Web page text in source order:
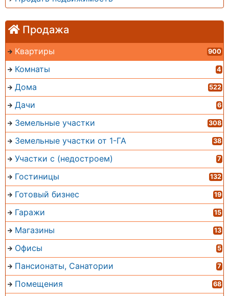
Продажа
Квартиры 900
Комнаты 4
Дома 522
Дачи 6
Земельные участки 308
Земельные участки от 1-ГА 38
Участки с (недостроем) 7
Гостиницы 132
Готовый бизнес 19
Гаражи 15
Магазины 13
Офисы 5
Пансионаты, Санатории 7
Помещения 68